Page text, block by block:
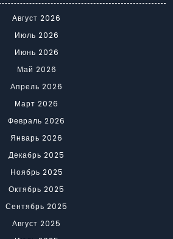
Август 2026
Июль 2026
Июнь 2026
Май 2026
Апрель 2026
Март 2026
Февраль 2026
Январь 2026
Декабрь 2025
Ноябрь 2025
Октябрь 2025
Сентябрь 2025
Август 2025